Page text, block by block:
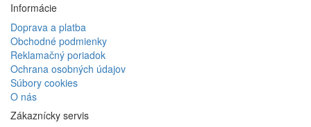
Informácie
Doprava a platba
Obchodné podmienky
Reklamačný poriadok
Ochrana osobných údajov
Súbory cookies
O nás
Zákaznícky servis